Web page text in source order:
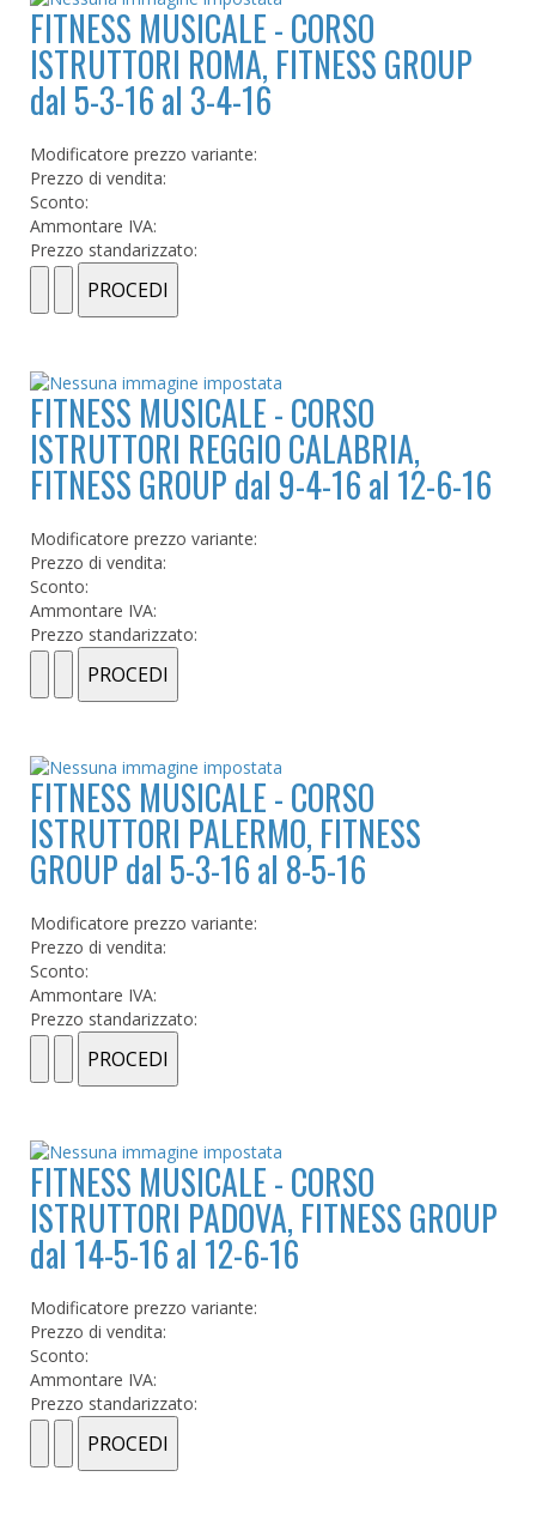
FITNESS MUSICALE - CORSO
ISTRUTTORI ROMA, FITNESS GROUP
dal 5-3-16 al 3-4-16
Modificatore prezzo variante:
Prezzo di vendita:
Sconto:
Ammontare IVA:
Prezzo standarizzato:
FITNESS MUSICALE - CORSO
ISTRUTTORI REGGIO CALABRIA,
FITNESS GROUP dal 9-4-16 al 12-6-16
Modificatore prezzo variante:
Prezzo di vendita:
Sconto:
Ammontare IVA:
Prezzo standarizzato:
FITNESS MUSICALE - CORSO
ISTRUTTORI PALERMO, FITNESS
GROUP dal 5-3-16 al 8-5-16
Modificatore prezzo variante:
Prezzo di vendita:
Sconto:
Ammontare IVA:
Prezzo standarizzato:
FITNESS MUSICALE - CORSO
ISTRUTTORI PADOVA, FITNESS GROUP
dal 14-5-16 al 12-6-16
Modificatore prezzo variante:
Prezzo di vendita:
Sconto:
Ammontare IVA:
Prezzo standarizzato: